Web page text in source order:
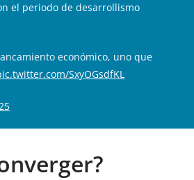
el periodo de desarrollismo
económico, uno que
SxyOGsdfKL